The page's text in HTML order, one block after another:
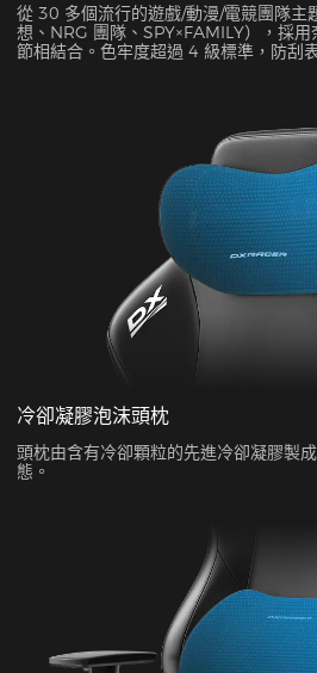
從 30 多個流行的遊戲/動漫/電競團隊主
想、NRG 團隊、SPY×FAMILY），採
節相結合。色牢度超過 4 級標準，防刮
冷卻凝膠泡沫頭枕
頭枕由含有冷卻顆粒的先進冷卻凝膠製
態。